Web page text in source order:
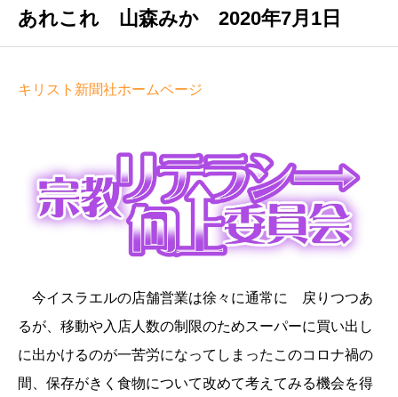
あれこれ 山森みか 2020年7月1日
キリスト新聞社ホームページ
今イスラエルの店舗営業は徐々に通常に 戻りつつあ
るが、移動や入店人数の制限のためスーパーに買い出し
に出かけるのが一苦労になってしまったこのコロナ禍の
間、保存がきく食物について改めて考えてみる機会を得